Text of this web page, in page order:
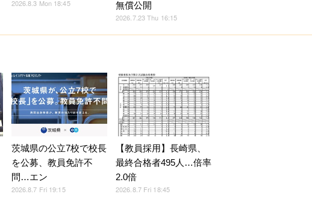
2026.8.3 Mon 18:45
無償公開
2026.7.23 Thu 16:15
茨城県の公立7校で校長
を公募、教員免許不
問…エン
2026.8.7 Fri 19:15
【教員採用】長崎県、
最終合格者495人…倍率
2.0倍
2026.8.7 Fri 18:45